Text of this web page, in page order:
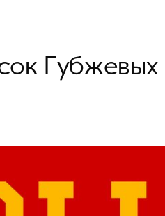
Губжевых